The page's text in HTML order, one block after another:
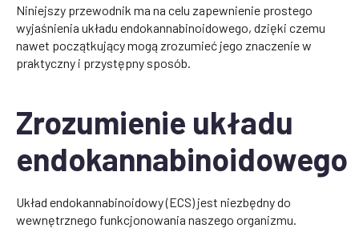
Niniejszy przewodnik ma na celu zapewnienie prostego
wyjaśnienia układu endokannabinoidowego, dzięki czemu
nawet początkujący mogą zrozumieć jego znaczenie w
praktyczny i przystępny sposób.
Zrozumienie układu
endokannabinoidowego
Układ endokannabinoidowy (ECS) jest niezbędny do
wewnętrznego funkcjonowania naszego organizmu.